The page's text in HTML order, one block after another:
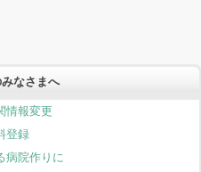
なさまへ
情報変更
登録
病院作りに